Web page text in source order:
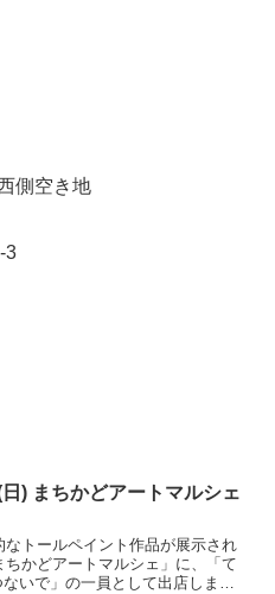
側空き地
3
) まちかどアートマルシェ
なトールペイント作品が展示され
ちかどアートマルシェ」に、「て
いで」の一員として出店しま